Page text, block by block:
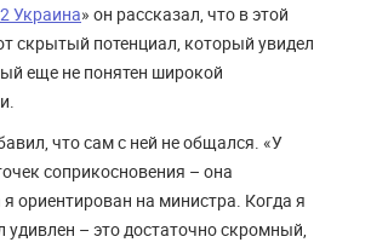
Украина» он рассказал, что в этой
скрытый потенциал, который увидел
еще не понятен широкой
что сам с ней не общался. «У
соприкосновения – она
ориентирован на министра. Когда я
удивлен – это достаточно скромный,